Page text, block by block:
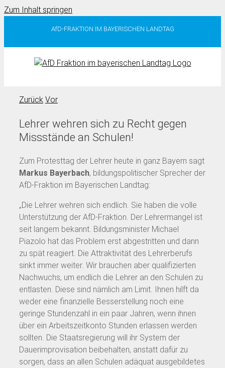
Zum Inhalt springen
AfD-FRAKTION IM BAYERISCHEN LANDTAG
Zurück Vor
Lehrer wehren sich zu Recht gegen
Missstände an Schulen!
Zum Protesttag der Lehrer heute in ganz Bayern sagt
Markus Bayerbach, bildungspolitischer Sprecher der
AfD-Fraktion im Bayerischen Landtag:
„Die Lehrer wehren sich endlich. Sie haben die volle
Unterstützung der AfD-Fraktion. Der Lehrermangel ist
seit langem bekannt. Bildungsminister Michael
Piazolo hat das Problem erst abgestritten und dann
zu spät reagiert. Die Attraktivität des Lehrerberufs
sinkt immer weiter. Wir brauchen aber qualifizierten
Nachwuchs, um endlich die Lehrer an den Schulen zu
entlasten. Diese sind nämlich am Limit. Ihnen hilft da
weder eine finanzielle Besserstellung noch eine
geringe Stundenzahl in ein paar Jahren, wenn ihnen
über ein Arbeitszeitkonto Stunden erlassen werden
sollten. Die Staatsregierung will ihr System der
Dauerimprovisation beibehalten, anstatt dafür zu
sorgen, dass an allen Schulen adäquat ausgebildetes